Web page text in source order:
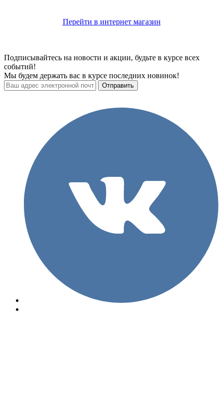
Перейти в интернет магазин
Подписывайтесь на новости и акции, будьте в курсе всех
событий!
Мы будем держать вас в курсе последних новинок!